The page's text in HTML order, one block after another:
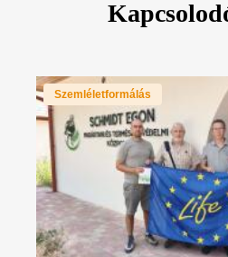
Szemléletformálás